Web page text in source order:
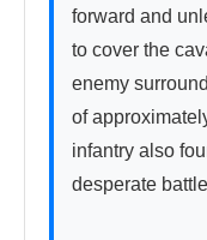
forward and
to cover the
enemy
of
infantry also
desperate